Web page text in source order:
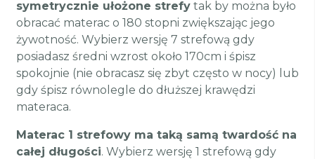
symetrycznie ułożone strefy tak by można było
obracać materac o 180 stopni zwiększając jego
żywotność. Wybierz wersję 7 strefową gdy
posiadasz średni wzrost około 170cm i śpisz
spokojnie (nie obracasz się zbyt często w nocy) lub
gdy śpisz równolegle do dłuższej krawędzi
materaca.
Materac 1 strefowy ma taką samą twardość na
całej długości. Wybierz wersję 1 strefową gdy